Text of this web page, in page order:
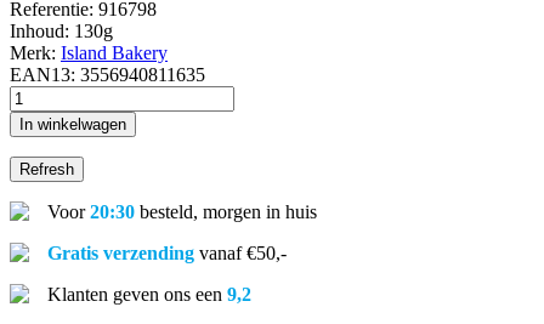
Referentie: 916798
Inhoud: 130g
Merk: Island Bakery
EAN13: 3556940811635
In winkelwagen
Voor20:30 besteld, morgen in huis
Gratis verzending vanaf €50,-
Klanten geven ons een 9,2